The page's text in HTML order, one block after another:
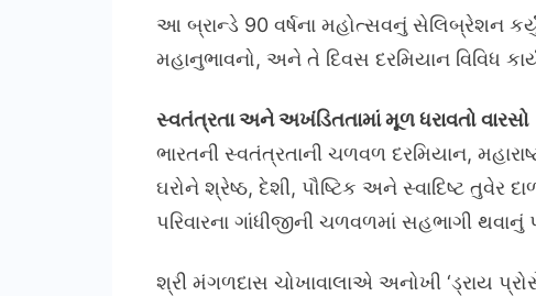
આ બ્રાન્ડે 90 વર્ષના મહોત્સવનું સેલિબ્રેશન
મહાનુભાવનો, અને તે દિવસ દરમિયાન વિવિધ
સ્વતંત્રતા અને અખંડિતતામાં મૂળ ધરાવતો વારસો
ભારતની સ્વતંત્રતાની ચળવળ દરમિયાન,
ઘરોને શ્રેષ્ઠ, દેશી, પૌષ્ટિક અને સ્વાદિષ્ટ તુવેર
પરિવારના ગાંધીજીની ચળવળમાં સહભાગી થવાનું
શ્રી મંગળદાસ ચોખાવાલાએ અનોખી ‘ડ્રાય